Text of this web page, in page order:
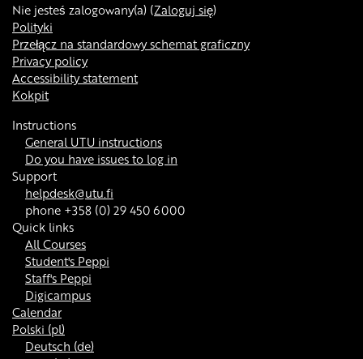
Nie jesteś zalogowany(a) (Zaloguj się)
Polityki
Przełącz na standardowy schemat graficzny
Privacy policy
Accessibility statement
Kokpit
Instructions
General UTU instructions
Do you have issues to log in
Support
helpdesk@utu.fi
phone +358 (0) 29 450 6000
Quick links
All Courses
Student's Peppi
Staff's Peppi
Digicampus
Calendar
Polski ‎(pl)‎
Deutsch ‎(de)‎